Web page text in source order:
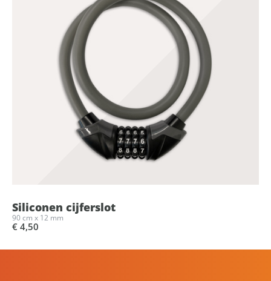
Siliconen cijferslot
90 cm x 12 mm
€ 4,50